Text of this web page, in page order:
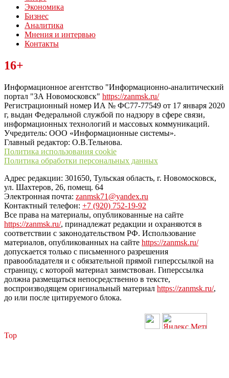
Экономика
Бизнес
Аналитика
Мнения и интервью
Контакты
Читайте последние новости дня в Тульской области на сайте
“ЗаНовомосковск”
16+
Информационное агентство "Информационно-аналитический
портал "ЗА Новомосковск" https://zanmsk.ru/
Регистрационный номер ИА № ФС77-77549 от 17 января 2020
г, выдан Федеральной службой по надзору в сфере связи,
информационных технологий и массовых коммуникаций.
Учредитель: ООО «Информационные системы».
Главный редактор: О.В.Тельнова.
Политика использования cookie
Политика обработки персональных данных
Адрес редакции: 301650, Тульская область, г. Новомосковск,
ул. Шахтеров, 26, помещ. 64
Электронная почта: zanmsk71@yandex.ru
Контактный телефон: +7 (920) 752-19-92
Все права на материалы, опубликованные на сайте
https://zanmsk.ru/, принадлежат редакции и охраняются в
соответствии с законодательством РФ. Использование
материалов, опубликованных на сайте https://zanmsk.ru/
допускается только с письменного разрешения
правообладателя и с обязательной прямой гиперссылкой на
страницу, с которой материал заимствован. Гиперссылка
должна размещаться непосредственно в тексте,
воспроизводящем оригинальный материал https://zanmsk.ru/,
до или после цитируемого блока.
Top